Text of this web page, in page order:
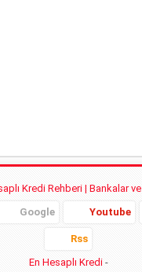
Google Youtube
Rss
En Hesaplı Kredi-